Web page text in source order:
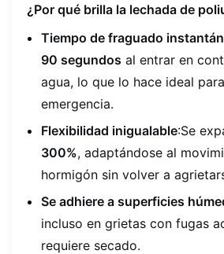
¿Por qué brilla la lechada de
Tiempo de fraguado
90 segundos al entrar en
agua, lo que lo hace ideal
emergencia.
Flexibilidad inigualable:Se
300%, adaptándose al
hormigón sin volver a
Se adhiere a superficies
incluso en grietas con fugas
requiere secado.